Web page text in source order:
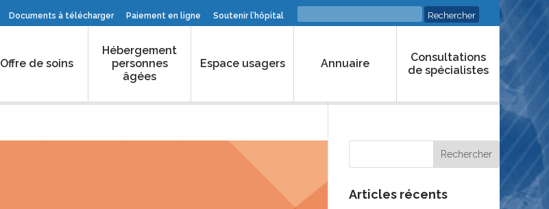
Documents à télécharger Paiement en ligne Soutenir l’hôpital
Offre de soins
Hébergement
personnes
âgées
Espace usagers Annuaire
Consultations
de spécialistes
Articles récents